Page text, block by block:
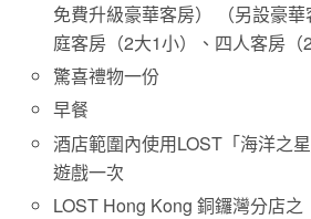
免費升級豪華客房） （另設豪
庭客房（2大1小）、四人客房（2
驚喜禮物一份
早餐
酒店範圍內使用LOST「海洋之
遊戲一次
LOST Hong Kong 銅鑼灣分店之